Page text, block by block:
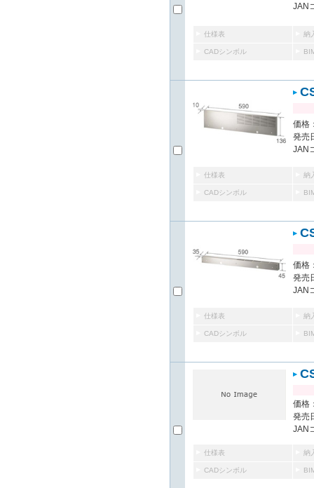
JAN
仕様表 納
CADシンボル
価格
発売
JAN
仕様表 納
CADシンボル
価格
発売
JAN
仕様表 納
CADシンボル
価格
発売
JAN
仕様表 納
CADシンボル